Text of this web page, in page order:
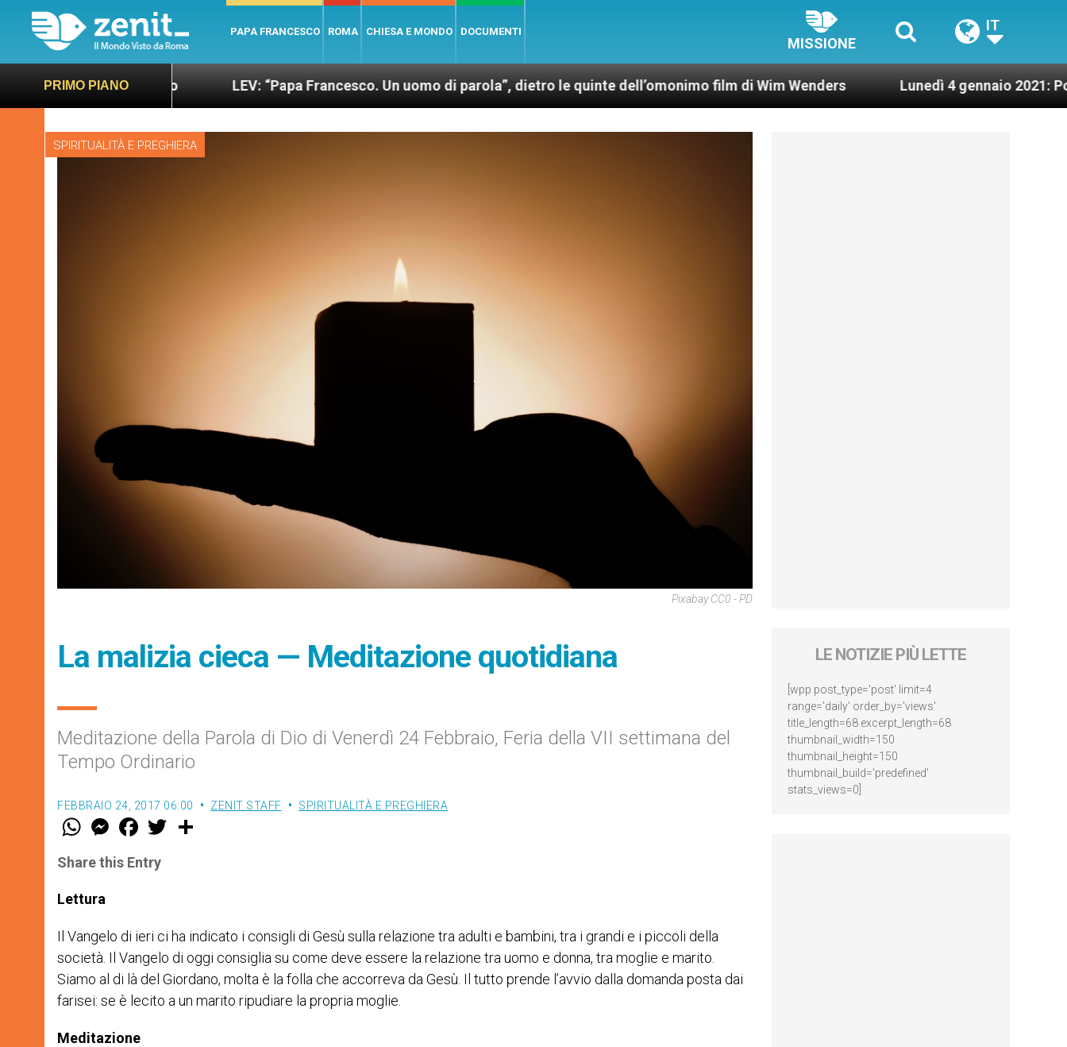
PAPA FRANCESCO ROMA CHIESA E MONDO DOCUMENTI
MISSIONE
IT
PRIMO PIANO
sano e giusto LEV: “Papa Francesco. Un uomo di parola”, dietro le quinte dell’omonimo film di Wim Wenders Lunedì 4 gennaio 2021: Possesso
SPIRITUALITÀ E PREGHIERA
Pixabay CC0 - PD
La malizia cieca — Meditazione quotidiana
Meditazione della Parola di Dio di Venerdì 24 Febbraio, Feria della VII settimana del
Tempo Ordinario
FEBBRAIO 24, 2017 06:00 ZENIT STAFF SPIRITUALITÀ E PREGHIERA
W
t
s
p
p
M
e
s
e
F
a
e
b
w
Share this Entry
Lettura
Il Vangelo di ieri ci ha indicato i consigli di Gesù sulla relazione tra adulti e bambini, tra i grandi e i piccoli della
società. Il Vangelo di oggi consiglia su come deve essere la relazione tra uomo e donna, tra moglie e marito.
Siamo al di là del Giordano, molta è la folla che accorreva da Gesù. Il tutto prende l’avvio dalla domanda posta dai
farisei: se è lecito a un marito ripudiare la propria moglie.
Meditazione
LE NOTIZIE PIÙ LETTE
[wpp post_type='post' limit=4
range='daily' order_by='views'
title_length=68 excerpt_length=68
thumbnail_width=150
thumbnail_height=150
thumbnail_build='predefined'
stats_views=0]